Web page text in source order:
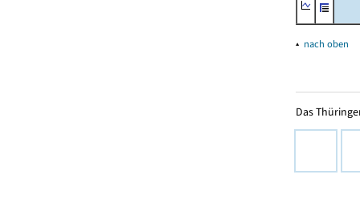
▴ nach oben
Das